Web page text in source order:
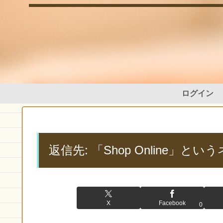
ログイン
返信先: 「Shop Online」とい
X Facebook 0